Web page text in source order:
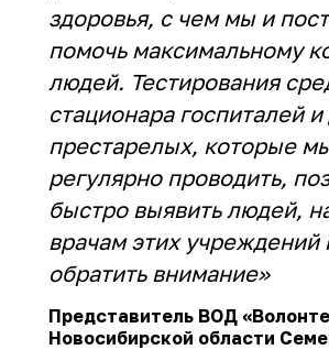
здоровья, с чем мы и
помочь максимальному
людей. Тестирования
стационара госпиталей
престарелых, которые
регулярно проводить,
быстро выявить людей,
врачам этих учреждений
обратить внимание»
Представитель ВОД
Новосибирской области